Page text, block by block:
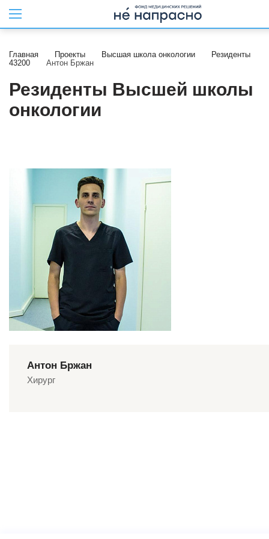
Главная Проекты Высшая школа онкологии
Резиденты
43200
Антон Бржан
Резиденты Высшей школы
онкологии
Антон Бржан
Хирург